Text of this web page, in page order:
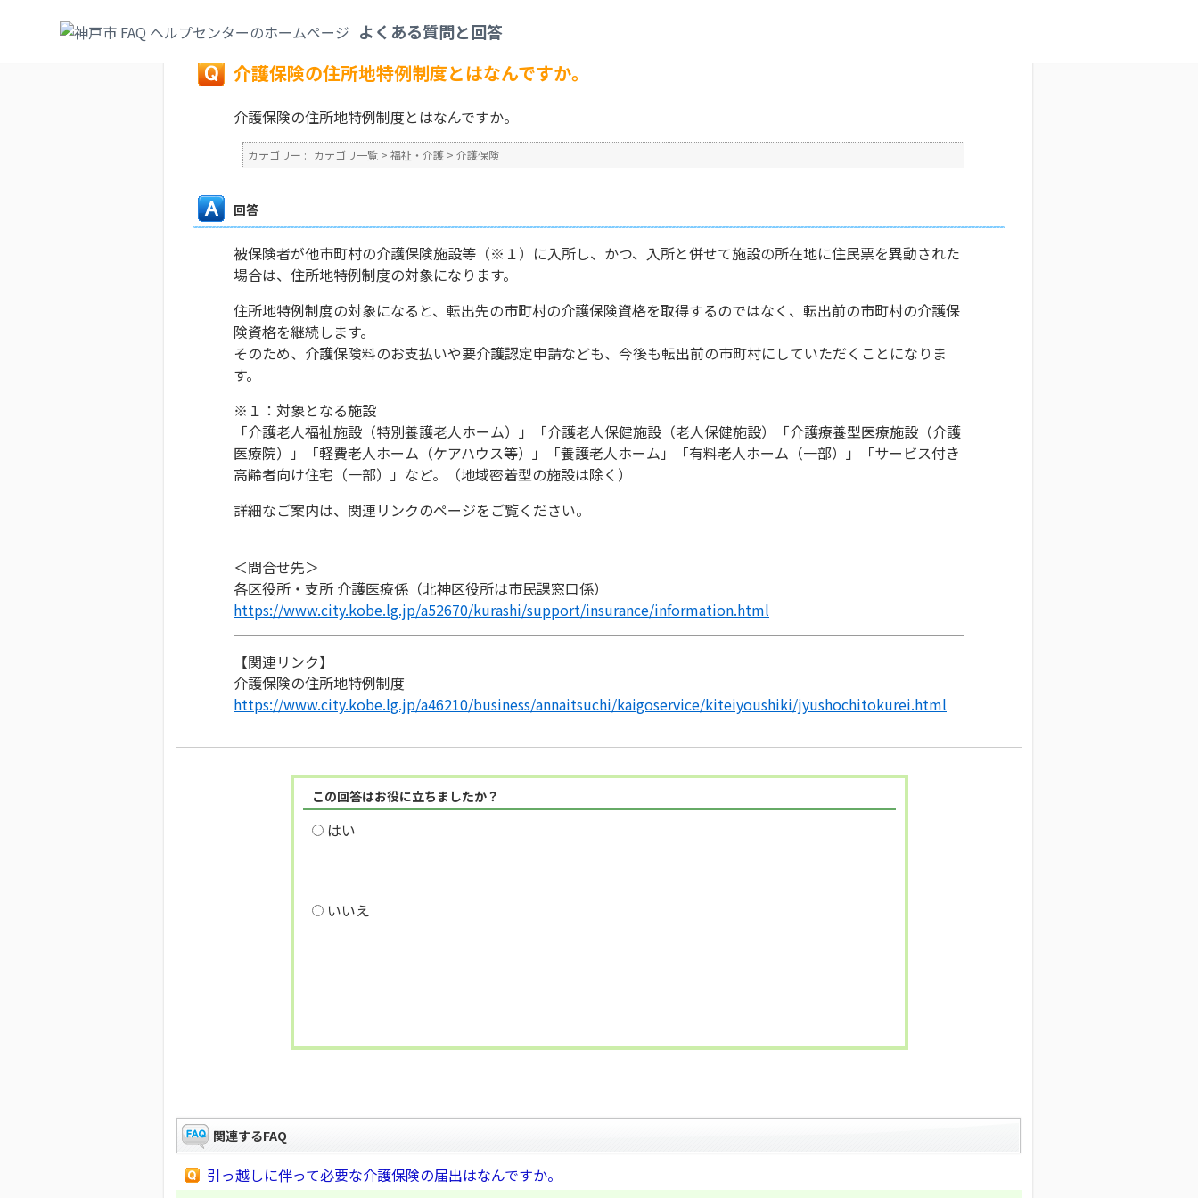
よくある質問と回答
戻る
介護保険の住所地特例制度とはなんですか。
介護保険の住所地特例制度とはなんですか。
カテゴリー : カテゴリ一覧 > 福祉・介護 > 介護保険
回答
被保険者が他市町村の介護保険施設等（※１）に入所し、かつ、入所と併せて施設の所在地に住民票を異動された
場合は、住所地特例制度の対象になります。
住所地特例制度の対象になると、転出先の市町村の介護保険資格を取得するのではなく、転出前の市町村の介護保
険資格を継続します。
そのため、介護保険料のお支払いや要介護認定申請なども、今後も転出前の市町村にしていただくことになりま
す。
※１：対象となる施設
「介護老人福祉施設（特別養護老人ホーム）」「介護老人保健施設（老人保健施設）「介護療養型医療施設（介護
医療院）」「軽費老人ホーム（ケアハウス等）」「養護老人ホーム」「有料老人ホーム（一部）」「サービス付き
高齢者向け住宅（一部）」など。（地域密着型の施設は除く）
詳細なご案内は、関連リンクのページをご覧ください。
＜問合せ先＞
各区役所・支所 介護医療係（北神区役所は市民課窓口係）
https://www.city.kobe.lg.jp/a52670/kurashi/support/insurance/information.html
【関連リンク】
介護保険の住所地特例制度
https://www.city.kobe.lg.jp/a46210/business/annaitsuchi/kaigoservice/kiteiyoushiki/jyushochitokurei.html
この回答はお役に立ちましたか？
はい
いいえ
関連するFAQ
引っ越しに伴って必要な介護保険の届出はなんですか。